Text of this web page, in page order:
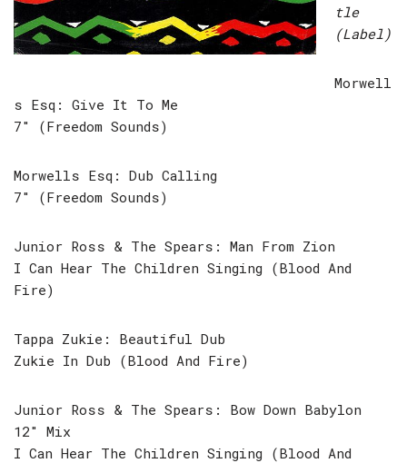
tle
(Label)
Morwell
s Esq: Give It To Me
7″ (Freedom Sounds)
Morwells Esq: Dub Calling
7″ (Freedom Sounds)
Junior Ross & The Spears: Man From Zion
I Can Hear The Children Singing (Blood And
Fire)
Tappa Zukie: Beautiful Dub
Zukie In Dub (Blood And Fire)
Junior Ross & The Spears: Bow Down Babylon
12″ Mix
I Can Hear The Children Singing (Blood And